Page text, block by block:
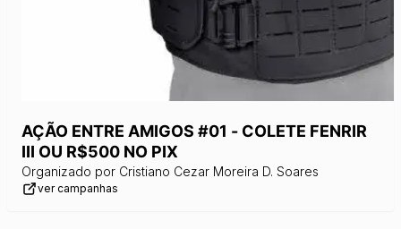
AÇÃO ENTRE AMIGOS #01 - COLETE FENRIR
III OU R$500 NO PIX
Organizado por Cristiano Cezar Moreira D. Soares
ver campanhas